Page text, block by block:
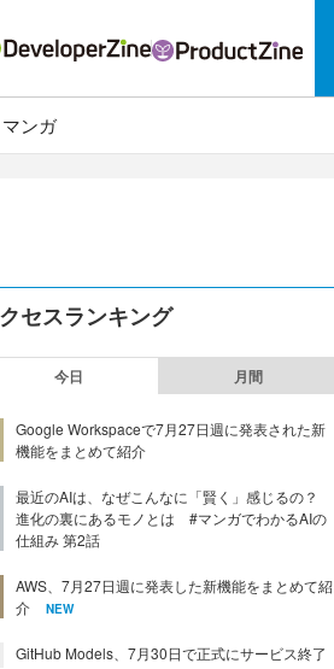
マンガ
セスランキング
今日 月間
Google Workspaceで7月27日週に発表された新
機能をまとめて紹介
最近のAIは、なぜこんなに「賢く」感じるの？
進化の裏にあるモノとは #マンガでわかるAIの
仕組み 第2話
AWS、7月27日週に発表した新機能をまとめて紹
介
NEW
GitHub Models、7月30日で正式にサービス終了